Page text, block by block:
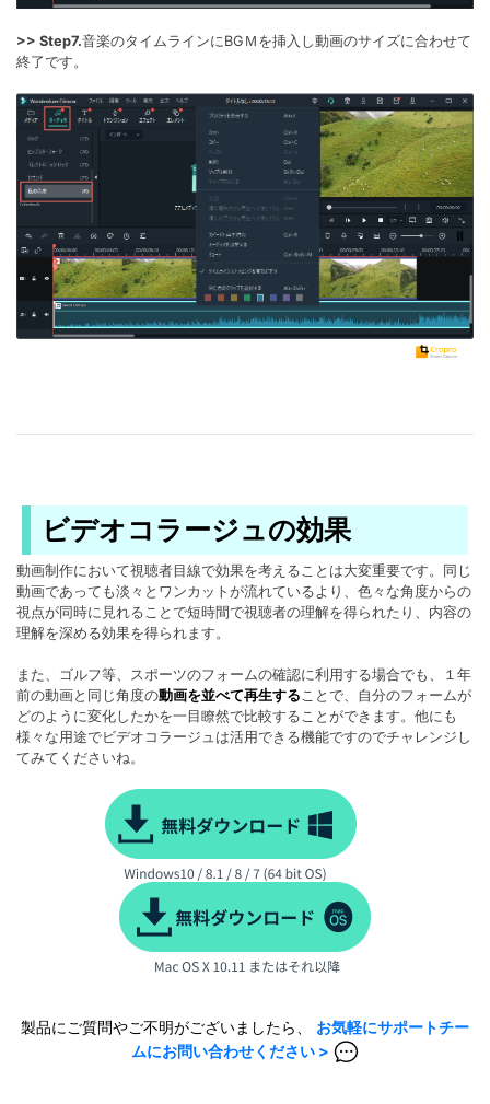
>> Step7.音楽のタイムラインにBGＭを挿入し動画のサイズに合わせて
終了です。
ビデオコラージュの効果
動画制作において視聴者目線で効果を考えることは大変重要です。同じ
動画であっても淡々とワンカットが流れているより、色々な角度からの
視点が同時に見れることで短時間で視聴者の理解を得られたり、内容の
理解を深める効果を得られます。
また、ゴルフ等、スポーツのフォームの確認に利用する場合でも、１年
前の動画と同じ角度の動画を並べて再生する ことで、自分のフォームが
どのように変化したかを一目瞭然で比較することができます。他にも
様々な用途でビデオコラージュは活用できる機能ですのでチャレンジし
てみてくださいね。
製品にご質問やご不明がございましたら、 お気軽にサポートチー
ムにお問い合わせください >